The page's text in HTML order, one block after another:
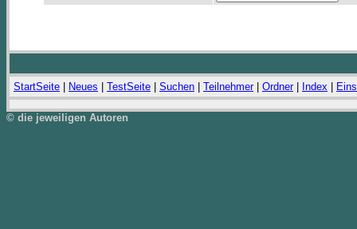
StartSeite Neues TestSeite Suchen Teilnehmer| Ordner| Index
© die jeweiligen Autoren